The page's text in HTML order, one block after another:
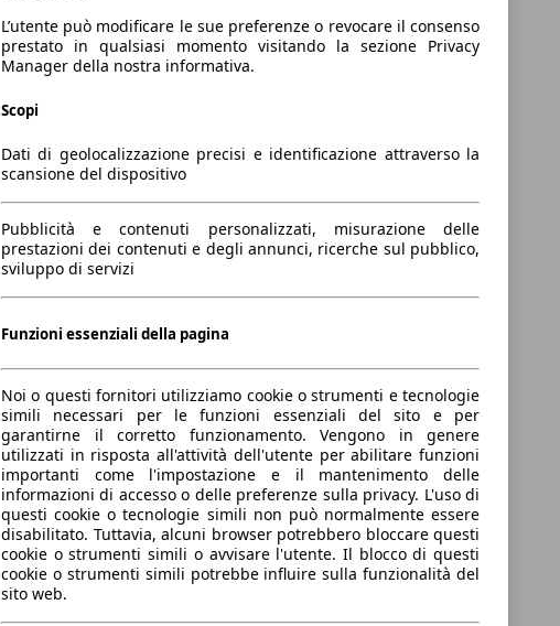
L’utente può modificare le sue preferenze o revocare il consenso
prestato in qualsiasi momento visitando la sezione Privacy
Manager della nostra informativa.
Scopi
Dati di geolocalizzazione precisi e identificazione attraverso la
scansione del dispositivo
Pubblicità e contenuti personalizzati, misurazione delle
prestazioni dei contenuti e degli annunci, ricerche sul pubblico,
sviluppo di servizi
Funzioni essenziali della pagina
Noi o questi fornitori utilizziamo cookie o strumenti e tecnologie
simili necessari per le funzioni essenziali del sito e per
garantirne il corretto funzionamento. Vengono in genere
utilizzati in risposta all'attività dell'utente per abilitare funzioni
importanti come l'impostazione e il mantenimento delle
informazioni di accesso o delle preferenze sulla privacy. L'uso di
questi cookie o tecnologie simili non può normalmente essere
disabilitato. Tuttavia, alcuni browser potrebbero bloccare questi
cookie o strumenti simili o avvisare l'utente. Il blocco di questi
cookie o strumenti simili potrebbe influire sulla funzionalità del
sito web.